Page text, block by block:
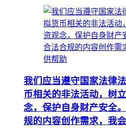
我们应当遵守国家法律
币相关的非法活动，树
念，保护自身财产安全
规的内容创作需求，我